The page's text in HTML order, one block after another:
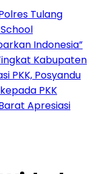
Tulang
Indonesia”
Kabupaten
PKK, Posyandu
PKK
Apresiasi